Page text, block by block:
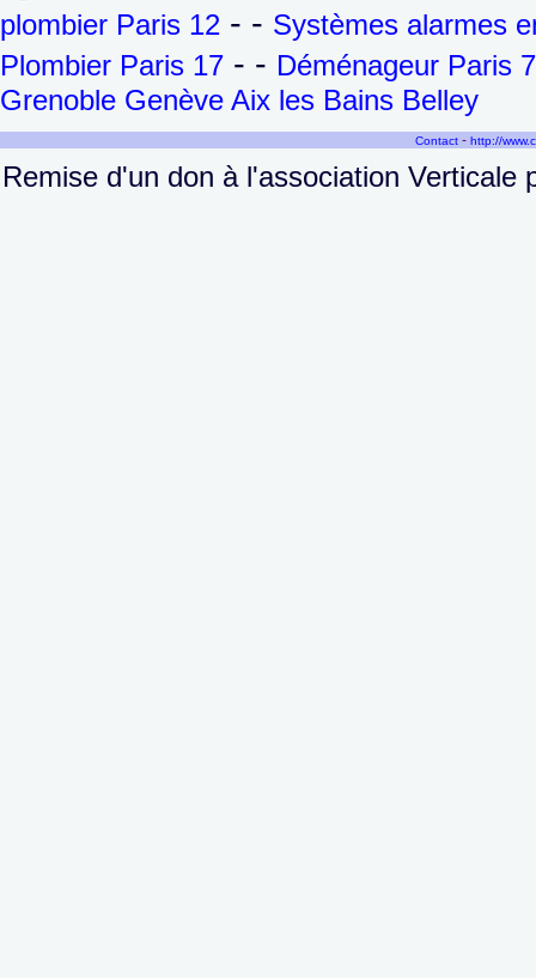
plombier Paris 12 - - Systèmes alarmes
Plombier Paris 17 - - Déménageur Paris
Grenoble Genève Aix les Bains Belley
Contact - http://
Remise d'un don à l'association